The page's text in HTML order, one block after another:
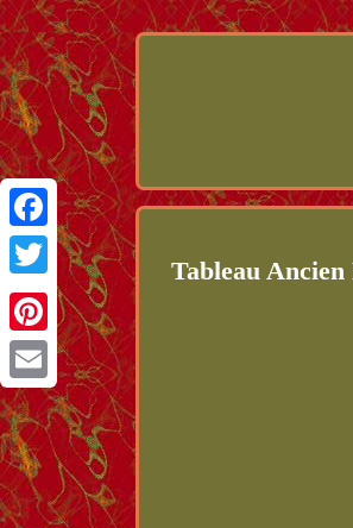
Facebook
Twitter
Pinterest
Email
Tableau